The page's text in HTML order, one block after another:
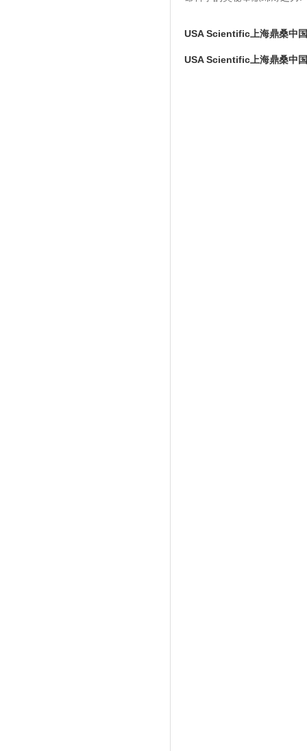
USA Scientific上海鼎桑中
USA Scientific上海鼎桑中